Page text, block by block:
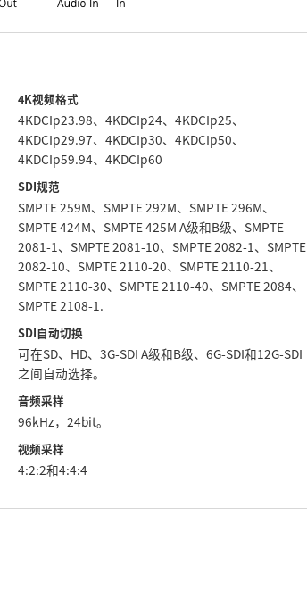
4K视频格式
4KDCIp23.98、4KDCIp24、4KDCIp25、
4KDCIp29.97、4KDCIp30、4KDCIp50、
4KDCIp59.94、4KDCIp60
SDI规范
SMPTE 259M、SMPTE 292M、SMPTE 296M、
SMPTE 424M、SMPTE 425M A级和B级、SMPTE
2081‑1、SMPTE 2081‑10、SMPTE 2082‑1、SMPTE
2082‑10、SMPTE 2110‑20、SMPTE 2110‑21、
SMPTE 2110‑30、SMPTE 2110‑40、SMPTE 2084、
SMPTE 2108‑1.
SDI自动切换
可在SD、HD、3G-SDI A级和B级、6G-SDI和12G-SDI
之间自动选择。
音频采样
96kHz，24bit。
视频采样
4:2:2和4:4:4